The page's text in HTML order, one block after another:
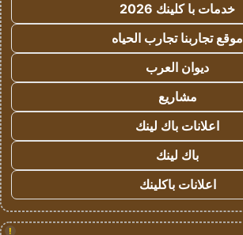
خدمات با كلينك 2026
موقع تجاربنا تجارب الحياه
ديوان العرب
مشاريع
اعلانات باك لينك
باك لينك
اعلانات باكلينك
!